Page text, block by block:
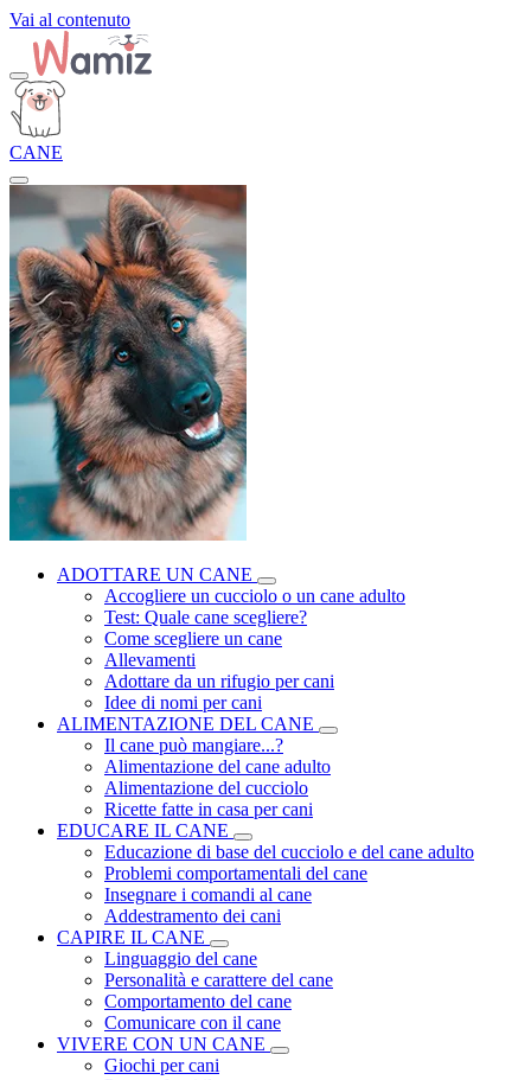
Vai al contenuto
CANE
ADOTTARE UN CANE
Accogliere un cucciolo o un cane adulto
Test: Quale cane scegliere?
Come scegliere un cane
Allevamenti
Adottare da un rifugio per cani
Idee di nomi per cani
ALIMENTAZIONE DEL CANE
Il cane può mangiare...?
Alimentazione del cane adulto
Alimentazione del cucciolo
Ricette fatte in casa per cani
EDUCARE IL CANE
Educazione di base del cucciolo e del cane adulto
Problemi comportamentali del cane
Insegnare i comandi al cane
Addestramento dei cani
CAPIRE IL CANE
Linguaggio del cane
Personalità e carattere del cane
Comportamento del cane
Comunicare con il cane
VIVERE CON UN CANE
Giochi per cani